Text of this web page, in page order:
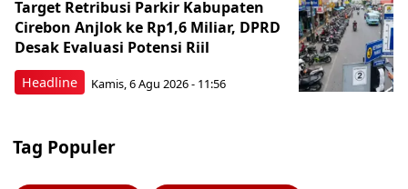
Headline
Target Retribusi Parkir Kabupaten
Cirebon Anjlok ke Rp1,6 Miliar, DPRD
Desak Evaluasi Potensi Riil
Kamis, 6 Agu 2026 - 11:56
Tag Populer